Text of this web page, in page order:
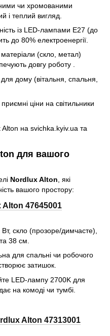
чи хромованими
і теплий вигляд.
із LED-лампами E27 (до
до 80% електроенергії.
матеріали (скло, метал)
довгу роботу .
дому (вітальня, спальня,
ціни на світильники
Alton на svichka.kyiv.ua та
для вашого
Nordlux Alton , які
вашого простору:
47645001
скло (прозоре/димчасте),
38 см.
для спальні чи робочого
затишок.
LED-лампу 2700K для
на комоді чи тумбі.
Alton 47313001